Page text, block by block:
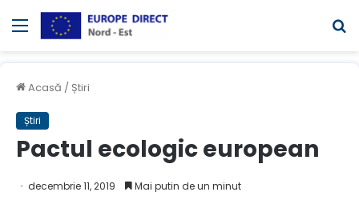
Meniul
Acasă / Știri
Știri
Pactul ecologic european
decembrie 11, 2019 Mai putin de un minut